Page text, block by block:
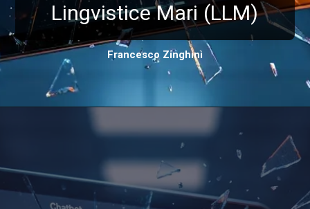
Lingvistice Mari (LLM)
Francesco Zinghinì